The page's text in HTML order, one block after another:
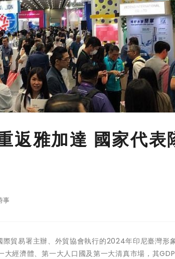
返雅加達 國家代表
事
貿易署主辦、外貿協會執行的2024年印尼臺灣形
經濟體、第一大人口國及第一大清真市場，其